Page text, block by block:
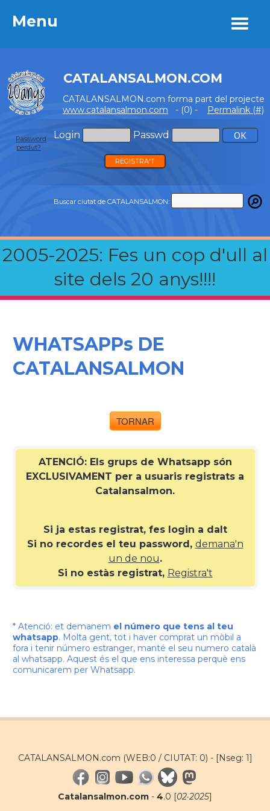
Menu
CATALANSALMON.COM
CATALANSALMON.com forma part del projecte
www.catalansalmon.com - (0) - Permalink (#)
Login Passwd
Password
perdut?
REGISTRA'T
Buscar ciutat de CATALANSALMON:
2005-2025: Fes un cop d'ull al
site dels 20 anys!!!!
Menu
WHATSAPPs DE
CATALANSALMON
TORNAR
ATENCIÓ: Els grups de Whatsapp són
EXCLUSIVAMENT per a usuaris registrats a
Catalansalmon.
Si ja estas registrat, fes login a dalt
Si no recordes el teu password, demana'n
un de nou.
Si no estàs registrat, Registra't
* Atenció: et demanem el número que tens al teu
whatsapp. Molta gent, tot i haver comprat un mòbil a
fora i tenir número estranger, manté el seu numero català
al whatsapp. Aquest és el que ens interessa perquè ens
comunicarem per Whatsapp.
CATALANSALMON.com (WEB:0 / CIUTAT: 0) - [Nseg: 1]
Catalansalmon.com - 4.0 [02·2025]